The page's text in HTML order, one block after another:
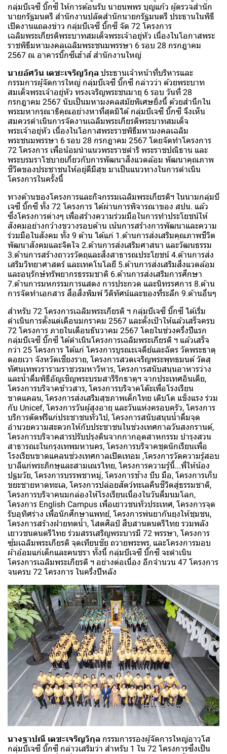
กลุ่มบีเจซี บิ๊กซี ให้การต้อนรับ นายนพพร บุญแก้ว ผู้ตรวจสำนัก
นายกรัฐมนตรี สำนักงานปลัดสำนักนายกรัฐมนตรี ประธานในพิธี
เปิดงานแถลงข่าว กลุ่มบีเจซี บิ๊กซี จัด 72 โครงการ
เฉลิมพระเกียรติพระบาทสมเด็จพระเจ้าอยู่หัว เนื่องในโอกาสพระ
ราชพิธีมหามงคลเฉลิมพระชนมพรรษา 6 รอบ 28 กรกฎาคม
2567 ณ อาคารบิ๊กซีเฮ้าส์ สำนักงานใหญ่
นายอัศวิน เตชะเจริญวิกุล ประธานเจ้าหน้าที่บริหารและ
กรรมการผู้จัดการใหญ่ กลุ่มบีเจซี บิ๊กซี กล่าวว่า ด้วยพระบาท
สมเด็จพระเจ้าอยู่หัว ทรงเจริญพระชนมายุ 6 รอบ วันที่ 28
กรกฎาคม 2567 นับเป็นมหามงคลสมัยพิเศษยิ่งนี้ ด้วยสำนึกใน
พระมหากรุณาธิคุณอย่างหาที่สุดมิได้ กลุ่มบีเจซี บิ๊กซี จึงเห็น
สมควรดำเนินการจัดงานเฉลิมพระเกียรติพระบาทสมเด็จ
พระเจ้าอยู่หัว เนื่องในโอกาสพระราชพิธีมหามงคลเฉลิม
พระชนมพรรษา 6 รอบ 28 กรกฎาคม 2567 โดยจัดทำโครงการ
72 โครงการ เพื่อน้อมนำแนวพระราชดำริ พระราชปณิธาน และ
พระบรมราโชบายเกี่ยวกับการพัฒนาสิ่งแวดล้อม พัฒนาคุณภาพ
ชีวิตของประชาชนให้อยู่ดีมีสุข มาเป็นแนวทางในการดำเนิน
โครงการในครั้งนี้
ทางด้านของโครงการและกิจกรรมเฉลิมพระเกียรติฯ ในนามกลุ่มบี
เจซี บิ๊กซี ทั้ง 72 โครงการ ได้ผ่านการพิจารณาของ สปน. แล้ว
ซึ่งโครงการต่างๆ เพื่อสร้างความร่วมมือในการทำประโยชน์ให้
สังคมอย่างกว้างขวางรอบด้าน เน้นการสร้างการพัฒนาและความ
ร่วมมือในสังคม ทั้ง 9 ด้าน ได้แก่ 1.ด้านการส่งเสริมคุณภาพชีวิต
พัฒนาสังคมและจิตใจ 2.ด้านการส่งเสริมศาสนา และวัฒนธรรม
3.ด้านการสร้างถาวรวัตถุและสิ่งสาธารณประโยชน์ 4.ด้านการส่ง
เสริมวิทยาศาสตร์ และเทคโนโลยี 5.ด้านการส่งเสริมสิ่งแวดล้อม
และอนุรักษ์ทรัพยากรธรรมชาติ 6.ด้านการส่งเสริมการศึกษา
7.ด้านการมหกรรมการแสดง การประกวด และนิทรรศการ 8.ด้าน
การจัดทำเอกสาร สื่อสิ่งพิมพ์ วีดิทัศน์และของที่ระลึก 9.ด้านอื่นๆ
สำหรับ 72 โครงการเฉลิมพระเกียรติ ฯ กลุ่มบีเจซี บิ๊กซี ได้เริ่ม
ดำเนินการตั้งแต่เดือนมกราคม 2567 และตั้งเป้าให้แล้วเสร็จครบ
72 โครงการ ภายในเดือนธันวาคม 2567 โดยในช่วงครึ่งปีแรก
กลุ่มบีเจซี บิ๊กซี ได้ดำเนินโครงการเฉลิมพระเกียรติ ฯ แล้วเสร็จ
กว่า 25 โครงการ ได้แก่ โครงการบูรณะเจดีย์และฉัตร วัดพระธาตุ
ดอยเวา จังหวัดเชียงราย, โครงการสวดเจริญพระพุทธมนต์ วัดสุ
ทัศนเทพวรารามราชวรมหาวิหาร, โครงการสนับสนุนอาหารว่าง
และน้ำดื่มพิธีอัญเชิญพระบรมสารีริกธาตุฯ จากประเทศอินเดีย,
โครงการบริจาคข้าวสาร, โครงการบริจาคโต๊ะเพื่อโรงเรียน
ขาดแคลน, โครงการส่งเสริมสุขภาพเด็กไทย เติบโต แข็งแรง ร่วม
กับ Unicef, โครงการวันผู้สูงอายุ และวันแห่งครอบครัว, โครงการ
บริการตัดฟรีแก่ประชาชนทั่วไป, โครงการสนับสนุนน้ำดื่มจุด
อำนวยความสะดวกให้กับประชาชนในช่วงเทศกาลวันสงกรานต์,
โครงการบริจาคสารปรับปรุงดินจากกากอุตสาหกรรม บำรุงสวน
สาธารณะในกรุงเทพมหานคร, โครงการบริจาคชุดนักเรียนเพื่อ
โรงเรียนขาดแคลนช่วงเทศกาลเปิดเทอม ,โครงการวัดความรู้สอบ
บาลีแก่พระภิกษุและสามเณรไทย, โครงการความรู้นี้...พี่ให้น้อง
ปฐมวัย, โครงการบรรพชาหมู่, โครงการช้าง บีบ มือ, โครงการเก็บ
ขยะชายหาดทะเล, โครงการปล่อยสัตว์ทะเลคืนชีวิตสู่ธรรมชาติ,
โครงการบริจาคนมกล่องให้โรงเรียนเนื่องในวันดื่มนมโลก,
โครงการ English Campus เพื่อเยาวชนทั่วประเทศ, โครงการจุด
รับอุทิศร่าง เพื่อนักศึกษาแพทย์, โครงการพ่นยากันยุงให้ชุมชน,
โครงการสร้างฝายทดน้ำ, โสตศิลป์ สืบสานดนตรีไทย รวมพลัง
เยาวชนดนตรีไทย ร่วมสรรเสริญพระบารมี 72 พรรษา, โครงการ
ซุ้มเฉลิมพระเกียรติ จุดเทียนชัย ถวายพระพร, และโครงการมอบ
ผ้าอ้อมแก่เด็กและคนชรา ทั้งนี้ กลุ่มบีเจซี บิ๊กซี จะดำเนิน
โครงการเฉลิมพระเกียรติ ฯ อย่างต่อเนื่อง อีกจำนวน 47 โครงการ
จนครบ 72 โครงการ ในครึ่งปีหลัง
นางฐาปณี เตชะเจริญวิกุล กรรมการรองผู้จัดการใหญ่อาวุโส
กลุ่มบีเจซี บิ๊กซี กล่าวเสริมว่า สำหรับ 1 ใน 72 โครงการซึ่งเป็น